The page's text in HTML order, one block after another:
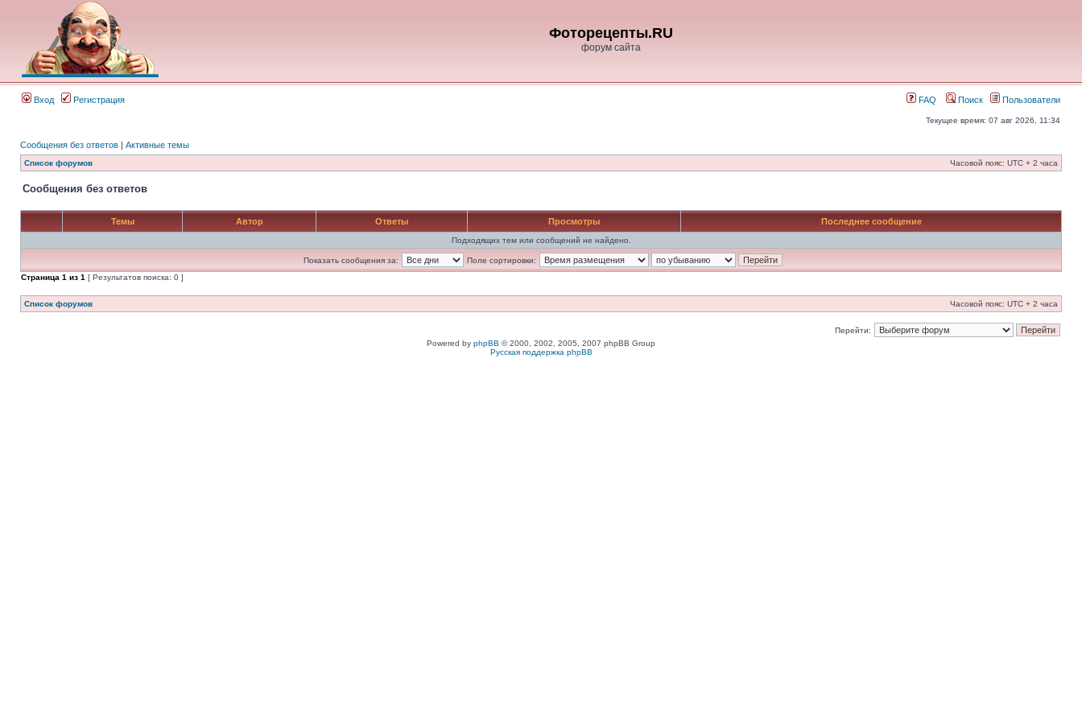
Фоторецепты.RU
форум сайта
Вход Регистрация FAQ Поиск Пользователи
Текущее время: 07 авг 2026, 11:34
Сообщения без ответов | Активные темы
Список форумов Часовой пояс: UTC + 2 часа
Сообщения без ответов
Темы Автор Ответы Просмотры Последнее сообщение
Подходящих тем или сообщений не найдено.
Показать сообщения за:
Поле сортировки:
Страница 1 из 1 [ Результатов поиска: 0 ]
Список форумов Часовой пояс: UTC + 2 часа
Перейти:
Powered by phpBB © 2000, 2002, 2005, 2007 phpBB Group
Русская поддержка phpBB